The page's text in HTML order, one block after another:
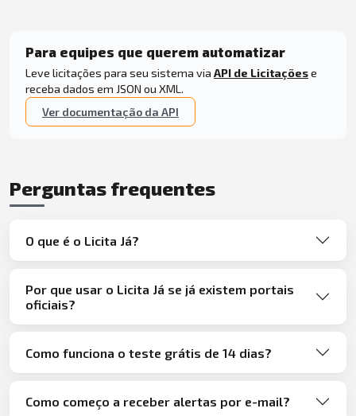
Para equipes que querem automatizar
Leve licitações para seu sistema via API de Licitaçõese
receba dados em JSON ou XML.
Ver documentação da API
Perguntas frequentes
O que é o Licita Já?
Por que usar o Licita Já se já existem portais
oficiais?
Como funciona o teste grátis de 14 dias?
Como começo a receber alertas por e-mail?